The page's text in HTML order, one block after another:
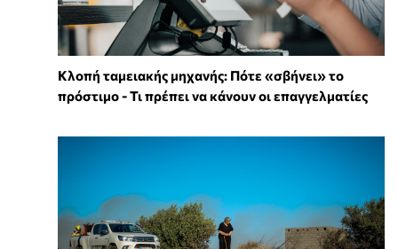
Κλοπή ταμειακής μηχανής: Πότε «σβήνει» το
πρόστιμο - Τι πρέπει να κάνουν οι επαγγελματίες